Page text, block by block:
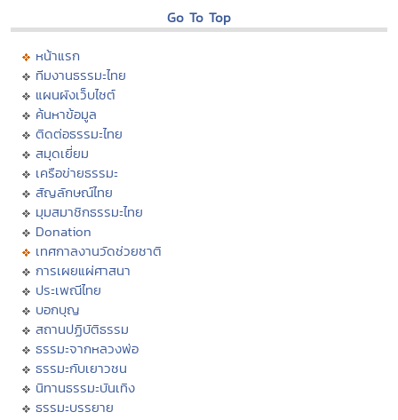
Go To Top
หน้าแรก
ทีมงานธรรมะไทย
แผนผังเว็บไซต์
ค้นหาข้อมูล
ติดต่อธรรมะไทย
สมุดเยี่ยม
เครือข่ายธรรมะ
สัญลักษณ์ไทย
มุมสมาชิกธรรมะไทย
Donation
เทศกาลงานวัดช่วยชาติ
การเผยแผ่ศาสนา
ประเพณีไทย
บอกบุญ
สถานปฏิบัติธรรม
ธรรมะจากหลวงพ่อ
ธรรมะกับเยาวชน
นิทานธรรมะบันเทิง
ธรรมะบรรยาย